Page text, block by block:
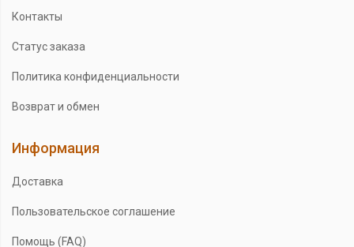
Контакты
Статус заказа
Политика конфиденциальности
Возврат и обмен
Информация
Доставка
Пользовательское соглашение
Помощь (FAQ)